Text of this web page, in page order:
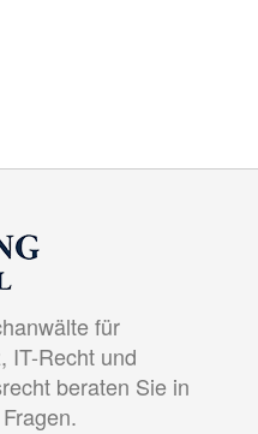
für
IT-Recht und
beraten Sie in